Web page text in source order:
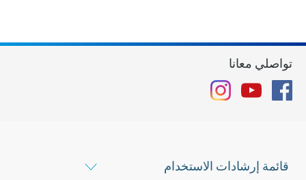
قائمة إرشادات الاستخدام
تواصلي معانا
Facebook
YouTube
Instagram